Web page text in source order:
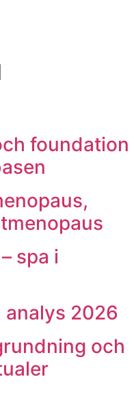
foundation
spa i
analys 2026
och